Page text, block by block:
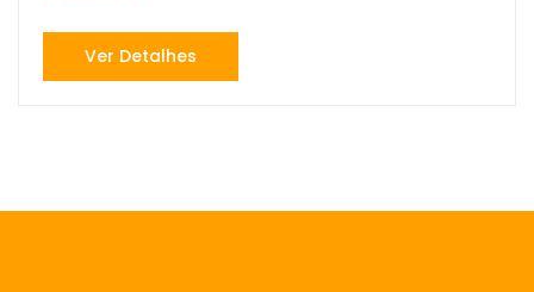
Ver Detalhes